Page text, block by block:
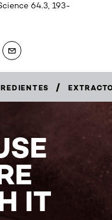
64.3, 193-
/
IT